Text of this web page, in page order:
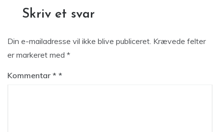
Skriv et svar
Din e-mailadresse vil ikke blive publiceret. Krævede felter
er markeret med *
Kommentar *